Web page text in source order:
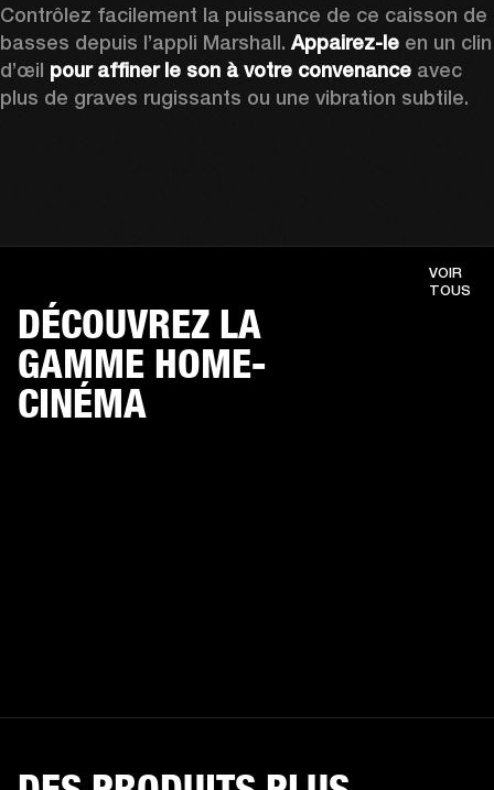
Contrôlez facilement la puissance de ce caisson de
basses depuis l’appli Marshall. Appairez-le en un clin
d’œil pour affiner le son à votre convenance avec
plus de graves rugissants ou une vibration subtile.
DÉCOUVREZ LA
GAMME HOME-
CINÉMA
VOIR
TOUS